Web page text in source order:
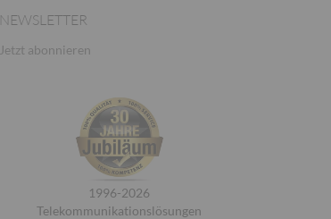
NEWSLETTER
Jetzt abonnieren
1996-2026
Telekommunikationslösungen